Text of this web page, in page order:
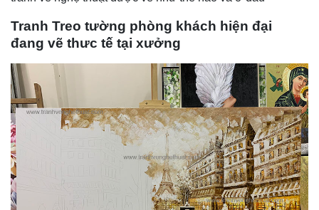
Tranh Treo tường phòng khách hiện đại
đang vẽ thưc tế tại xưởng